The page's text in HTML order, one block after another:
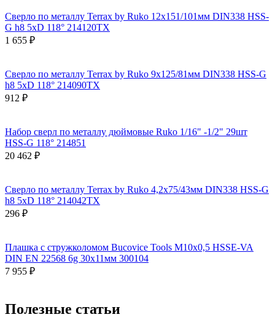
Сверло по металлу Terrax by Ruko 12x151/101мм DIN338 HSS-
G h8 5xD 118° 214120TX
1 655 ₽
Сверло по металлу Terrax by Ruko 9x125/81мм DIN338 HSS-G
h8 5xD 118° 214090TX
912 ₽
Набор сверл по металлу дюймовые Ruko 1/16" -1/2" 29шт
HSS-G 118° 214851
20 462 ₽
Сверло по металлу Terrax by Ruko 4,2x75/43мм DIN338 HSS-G
h8 5xD 118° 214042TX
296 ₽
Плашка с стружколомом Bucovice Tools М10х0,5 HSSE-VA
DIN EN 22568 6g 30х11мм 300104
7 955 ₽
Полезные статьи